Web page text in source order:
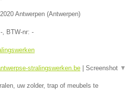
2020 Antwerpen (Antwerpen)
- , BTW-nr: -
stralingswerken.be Screenshot ▼
uw zolder, trap of meubels te